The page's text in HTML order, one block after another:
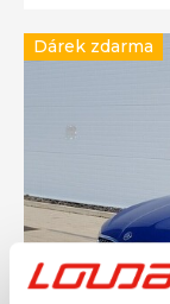
Dárek zdarma